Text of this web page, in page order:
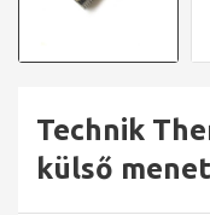
Technik
külső